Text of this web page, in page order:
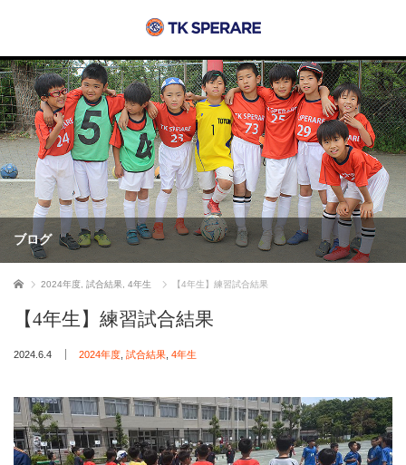
ブログ
ホーム 2024年度 試合結果 4年生 【4年生】練習試合結果
【4年生】練習試合結果
2024.6.4 2024年度 試合結果 4年生